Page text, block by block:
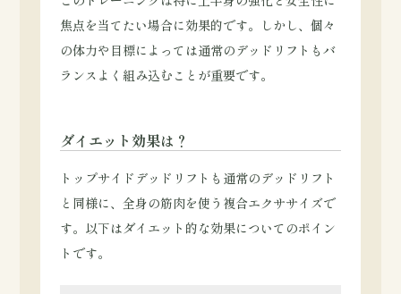
焦点を当てたい場合に効果的です。しかし、個々
の体力や目標によっては通常のデッドリフトもバ
ランスよく組み込むことが重要です。
ダイエット効果は？
トップサイドデッドリフトも通常のデッドリフト
と同様に、全身の筋肉を使う複合エクササイズで
す。以下はダイエット的な効果についてのポイン
トです。